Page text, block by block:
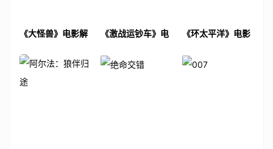
《大怪兽》电影解
《激战运钞车》电
《环太平洋》电影